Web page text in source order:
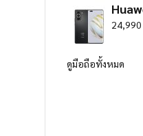
ดูมือถือทั้งหมด